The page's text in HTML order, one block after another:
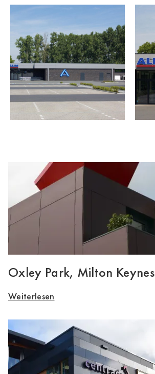
Oxley Park, Milton Keynes
Weiterlesen